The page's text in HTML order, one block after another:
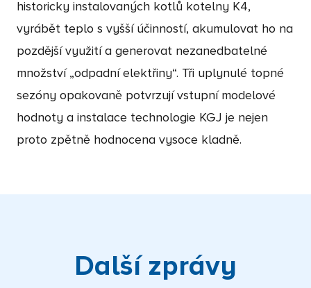
historicky instalovaných kotlů kotelny K4,
vyrábět teplo s vyšší účinností, akumulovat ho na
pozdější využití a generovat nezanedbatelné
množství „odpadní elektřiny“. Tři uplynulé topné
sezóny opakovaně potvrzují vstupní modelové
hodnoty a instalace technologie KGJ je nejen
proto zpětně hodnocena vysoce kladně.
Další zprávy